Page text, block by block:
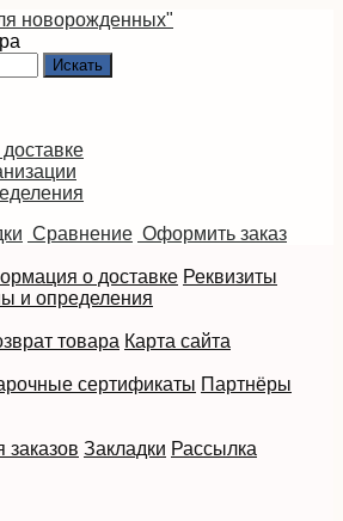
Сравнение Оформить заказ
о доставке Реквизиты
и определения
товара Карта сайта
сертификаты Партнёры
заказов Закладки Рассылка